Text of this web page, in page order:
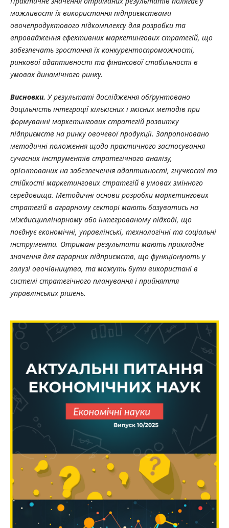
можливості їх використання підприємствами
овочепродуктовогопідкомплексу для розробки та
впровадження ефективних маркетингових стратегій, що
забезпечать зростання їх конкурентоспроможності,
ринкової адаптивності та фінансової стабільності в
умовах динамічного ринку.
Висновки. У результаті дослідження обґрунтовано
доцільність інтеграції кількісних і якісних методів при
формуванні маркетингових стратегій розвитку
підприємств на ринкуовочевої продукції. Запропоновано
методичні положення щодо практичного застосування
сучасних інструментів стратегічного аналізу,
орієнтованих на забезпечення адаптивності, гнучкості та
стійкості маркетингових стратегій в умовах змінного
середовища. Методичні основи розробки маркетингових
стратегій в аграрному секторі мають базуватись на
міждисциплінарному або інтегрованому підході, що
поєднує економічні, управлінські, технологічні та соціальні
інструменти. Отримані результати мають прикладне
значення для аграрних підприємств, що функціонують у
галузіовочівництва, та можуть бути використані в
системі стратегічного планування і прийняття
управлінських рішень.